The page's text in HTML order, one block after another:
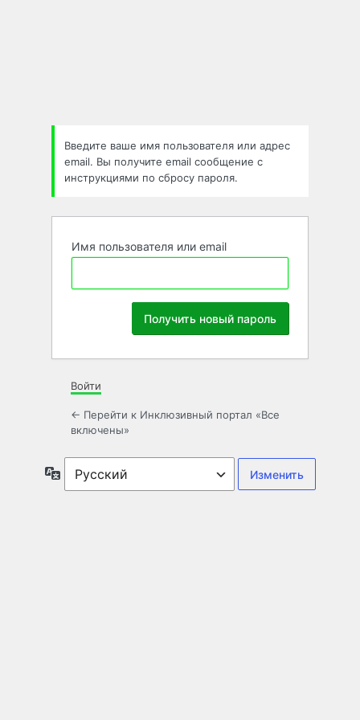
Введите ваше имя пользователя или адрес
email. Вы получите email сообщение с
инструкциями по сбросу пароля.
Имя пользователя или email
Войти
← Перейти к Инклюзивный портал «Все
включены»
Язык